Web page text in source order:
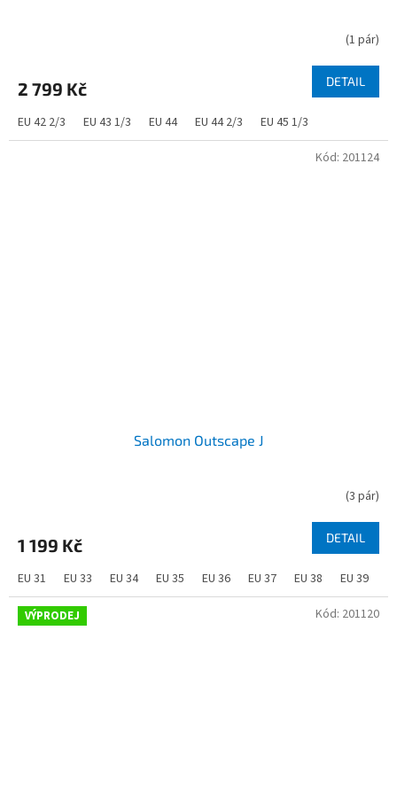
(1 pár)
2 799 Kč DETAIL
EU 42 2/3 EU 43 1/3 EU 44 EU 44 2/3 EU 45 1/3
Salomon Outscape J
(3 pár)
1 199 Kč DETAIL
EU 31 EU 33 EU 34 EU 35 EU 36 EU 37 EU 38 EU 39
Kód: 201124
VÝPRODEJ Kód: 201120